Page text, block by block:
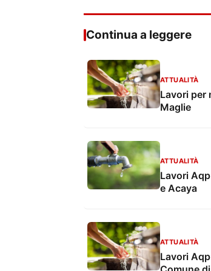
Continua a leggere
ATTUALITÀ
Lavori per
Maglie
ATTUALITÀ
Lavori
e Acaya
ATTUALITÀ
Lavori